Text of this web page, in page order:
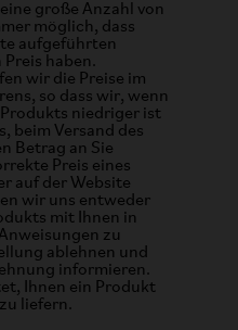
große Anzahl von
möglich, dass
aufgeführten
haben.
wir die Preise im
so dass wir, wenn
niedriger ist
beim Versand des
Betrag an Sie
Preis eines
auf der Website
wir uns entweder
mit Ihnen in
zu
ablehnen und
informieren.
Ihnen ein Produkt
liefern.